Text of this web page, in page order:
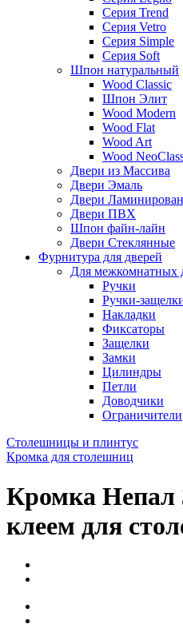
Серия Trend
Серия Vetro
Серия Simple
Серия Soft
Шпон натуральный
Wood Classic
Шпон Элит
Wood Modern
Wood Flat
Wood Art
Wood
Двери из Массива
Двери Эмаль
Двери
Двери ПВХ
Шпон файн-лайн
Двери Стеклянные
Фурнитура для дверей
Для межкомнатных
Ручки
Ручки-
Накладки
Фиксаторы
Защелки
Замки
Цилиндры
Петли
Доводчики
Ограничители
Столешницы и плинтус
Кромка для столешниц
Кромка Непал
клеем для